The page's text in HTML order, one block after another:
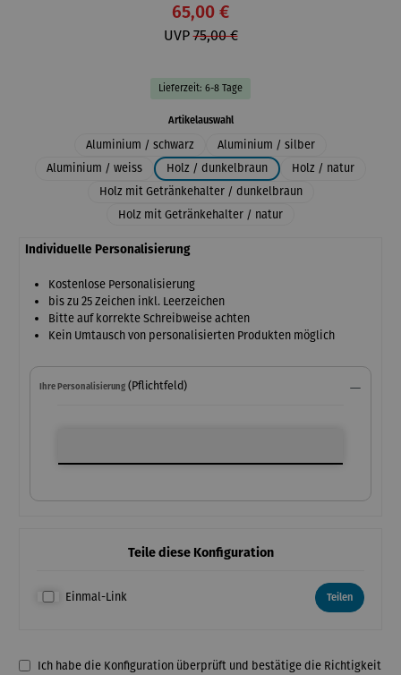
65,00 €
UVP75,00 €
Lieferzeit: 6-8 Tage
Artikelauswahlauswählen
Aluminium / schwarz
Aluminium / silber
Aluminium / weiss
Holz / dunkelbraun
Holz / natur
Holz mit Getränkehalter / dunkelbraun
Holz mit Getränkehalter / natur
Individuelle Personalisierung
Kostenlose Personalisierung
bis zu 25 Zeichen inkl. Leerzeichen
Bitte auf korrekte Schreibweise achten
Kein Umtausch von personalisierten Produkten möglich
Ihre Personalisierung (Pflichtfeld)
Teile diese Konfiguration
Einmal-Link Teilen
Ich habe die Konfiguration überprüft und bestätige die Richtigkeit